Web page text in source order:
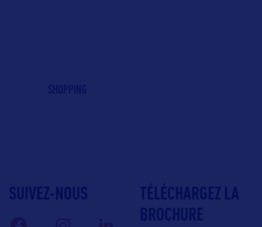
SHOPPING
SUIVEZ-NOUS
TÉLÉCHARGEZ LA
BROCHURE